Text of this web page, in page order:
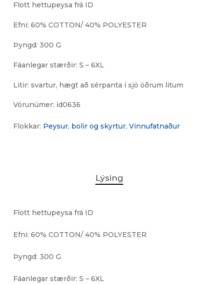
Flott hettupeysa frá ID
Efni: 60% COTTON/ 40% POLYESTER
Þyngd: 300 G
Fáanlegar stærðir: S – 6XL
Litir: svartur, hægt að sérpanta í sjö öðrum litum
Vörunúmer: id0636
Flokkar: Peysur, bolir og skyrtur, Vinnufatnaður
Lýsing
Flott hettupeysa frá ID
Efni: 60% COTTON/ 40% POLYESTER
Þyngd: 300 G
Fáanlegar stærðir: S – 6XL